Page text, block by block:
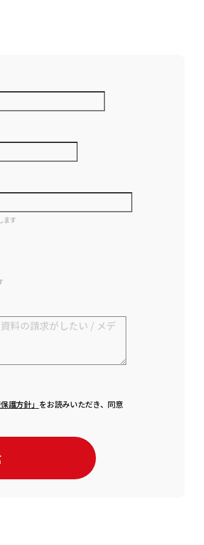
ます
護方針」 をお読みいただき、同意